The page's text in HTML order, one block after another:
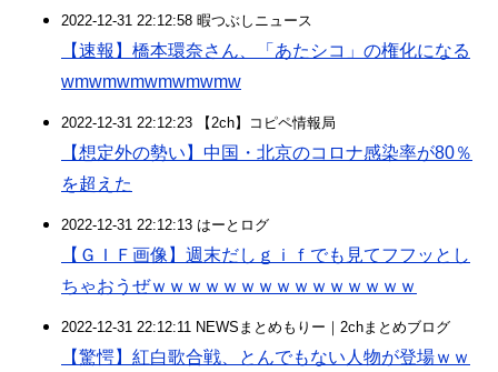
2022-12-31 22:12:58 暇つぶしニュース
【速報】橋本環奈さん、「あたシコ」の権化になる
wmwmwmwmwmwmw
2022-12-31 22:12:23 【2ch】コピペ情報局
【想定外の勢い】中国・北京のコロナ感染率が80％
を超えた
2022-12-31 22:12:13 はーとログ
【ＧＩＦ画像】週末だしｇｉｆでも見てフフッとし
ちゃおうぜｗｗｗｗｗｗｗｗｗｗｗｗｗｗｗ
2022-12-31 22:12:11 NEWSまとめもりー｜2chまとめブログ
【驚愕】紅白歌合戦、とんでもない人物が登場ｗｗ